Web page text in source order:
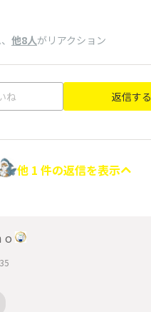
、 他8人がリアクション
ね 返信する
他 1 件の返信を表示
o